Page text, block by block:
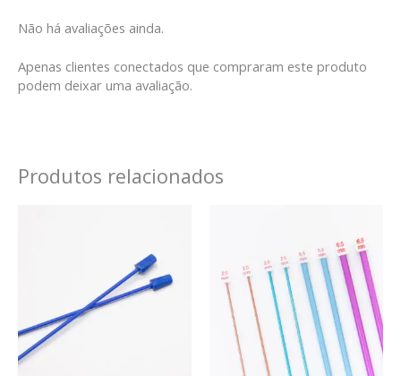
Não há avaliações ainda.
Apenas clientes conectados que compraram este produto
podem deixar uma avaliação.
Produtos relacionados
preço:
R$ 5,00
através
R$ 9,99